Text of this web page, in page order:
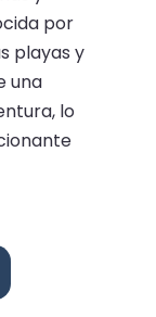
por
playas y
una
lo